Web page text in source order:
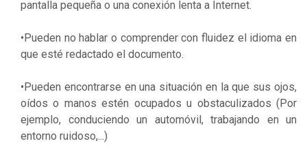
pantalla pequeña o una conexión lenta a Internet.
•Pueden no hablar o comprender con fluidez el idioma en
que esté redactado el documento.
•Pueden encontrarse en una situación en la que sus ojos,
oídos o manos estén ocupados u obstaculizados (Por
ejemplo, conduciendo un automóvil, trabajando en un
entorno ruidoso,...)